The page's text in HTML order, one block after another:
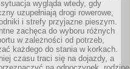
wygląda wtedy, gdy
uzupełniają drogi rowerowe,
i strefy przyjazne pieszym.
zachęca do wyboru różnych
w zależności od potrzeb,
każdego do stania w korkach.
czasu traci się na dojazdy, a